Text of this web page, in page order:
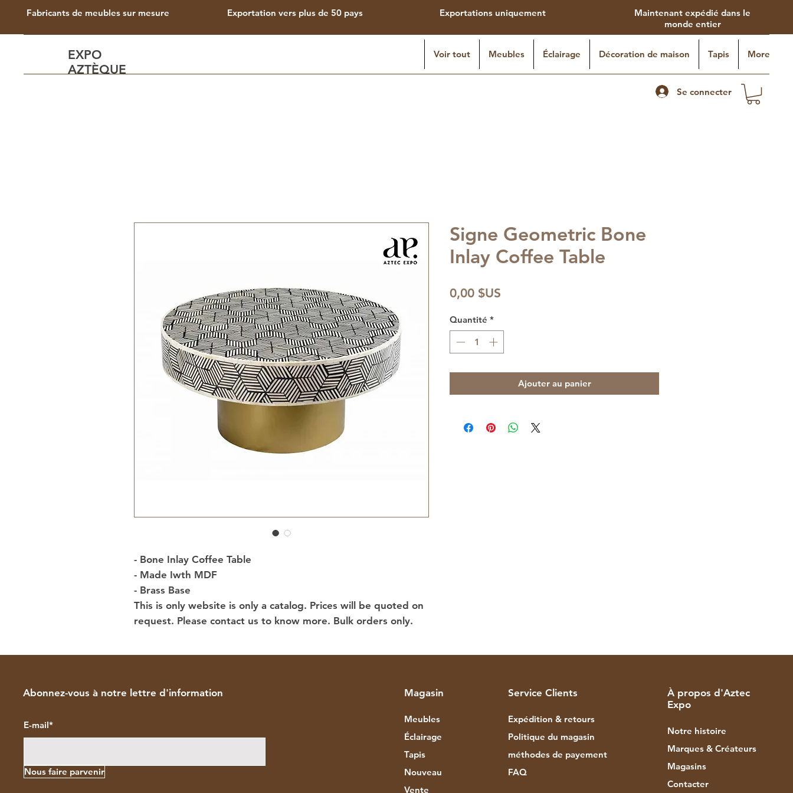
Fabricants de meubles sur mesure Exportation vers plus de 50 pays Exportations uniquement
Maintenant expédié dans le
monde entier
EXPO
AZTÈQUE
Voir tout Meubles Éclairage Décoration de maison Tapis More
Se connecter
- Bone Inlay Coffee Table
- Made Iwth MDF
- Brass Base
This is only website is only a catalog. Prices will be quoted on
request. Please contact us to know more. Bulk orders only.
Signe Geometric Bone
Inlay Coffee Table
0,00 $US
Quantité *
Ajouter au panier
Abonnez-vous à notre lettre d'information
E-mail*
Nous faire parvenir
Magasin
Meubles
Éclairage
Tapis
Nouveau
Vente
Service Clients
Expédition & retours
Politique du magasin
méthodes de payement
FAQ
À propos d'Aztec
Expo
Notre histoire
Marques & Créateurs
Magasins
Contacter